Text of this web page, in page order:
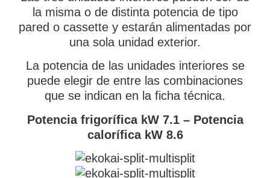
la misma o de distinta potencia de tipo
pared o cassette y estarán alimentadas por
una sola unidad exterior.
La potencia de las unidades interiores se
puede elegir de entre las combinaciones
que se indican en la ficha técnica.
Potencia frigorífica kW 7.1 – Potencia
calorífica kW 8.6